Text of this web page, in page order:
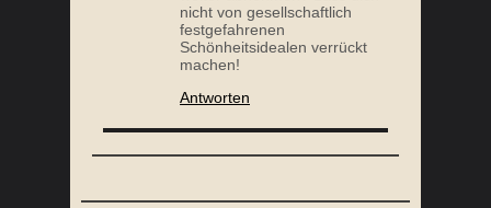
nicht von gesellschaftlich
festgefahrenen
Schönheitsidealen verrückt
machen!
Antworten